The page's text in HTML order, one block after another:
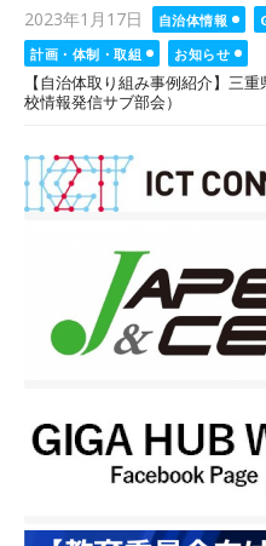
Posted
on
2023年1月17日 自治体情報
計画・体制・取組
お知らせ
【自治体取り組み事例紹介】三
校情報発信サブ部会）